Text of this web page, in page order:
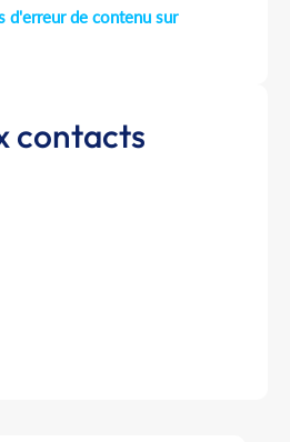
d'erreur de contenu sur
contacts